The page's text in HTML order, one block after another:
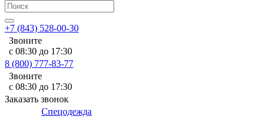
+7 (843) 528-00-30
Звоните
с 08:30 до 17:30
8 (800) 777-83-77
Звоните
с 08:30 до 17:30
Заказать звонок
Спецодежда